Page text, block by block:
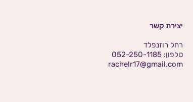
יצירת קשר
רחל רוזנפלד
טלפון: 052-250-1185
rachelr17@gmail.com